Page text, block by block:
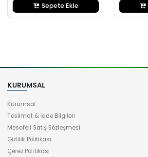
Sepete Ekle
KURUMSAL
Kurumsal
Teslimat & İade Bilgileri
Mesafeli Satış Sözleşmesi
Gizlilik Politikası
Çerez Politikası